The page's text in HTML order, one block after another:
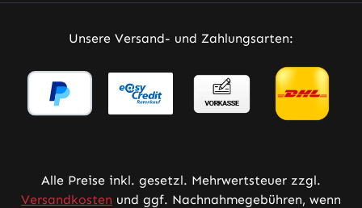
Unsere Versand- und Zahlungsarten:
Alle Preise inkl. gesetzl. Mehrwertsteuer zzgl.
Versandkosten und ggf. Nachnahmegebühren, wenn